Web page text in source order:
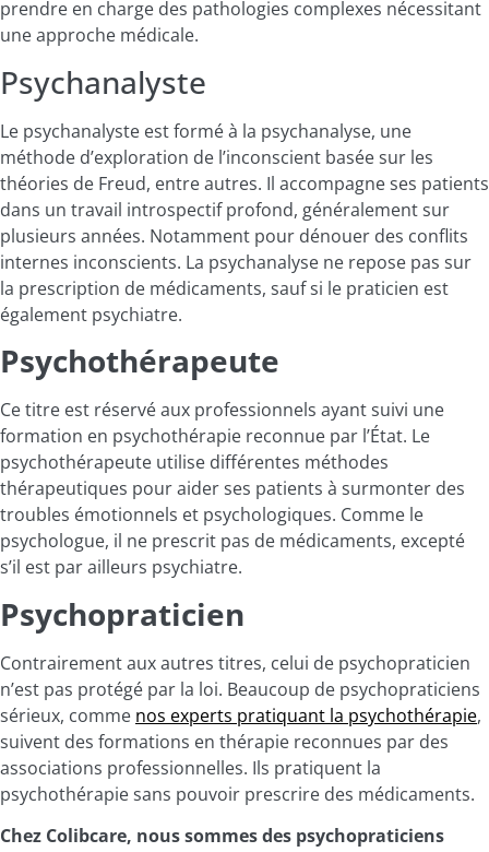
prendre en charge des pathologies complexes nécessitant
une approche médicale.
Psychanalyste
Le psychanalyste est formé à la psychanalyse, une
méthode d’exploration de l’inconscient basée sur les
théories de Freud, entre autres. Il accompagne ses patients
dans un travail introspectif profond, généralement sur
plusieurs années. Notamment pour dénouer des conflits
internes inconscients. La psychanalyse ne repose pas sur
la prescription de médicaments, sauf si le praticien est
également psychiatre.
Psychothérapeute
Ce titre est réservé aux professionnels ayant suivi une
formation en psychothérapie reconnue par l’État. Le
psychothérapeute utilise différentes méthodes
thérapeutiques pour aider ses patients à surmonter des
troubles émotionnels et psychologiques. Comme le
psychologue, il ne prescrit pas de médicaments, excepté
s’il est par ailleurs psychiatre.
Psychopraticien
Contrairement aux autres titres, celui de psychopraticien
n’est pas protégé par la loi. Beaucoup de psychopraticiens
sérieux, comme nos experts pratiquant la psychothérapie,
suivent des formations en thérapie reconnues par des
associations professionnelles. Ils pratiquent la
psychothérapie sans pouvoir prescrire des médicaments.
Chez Colibcare, nous sommes des psychopraticiens